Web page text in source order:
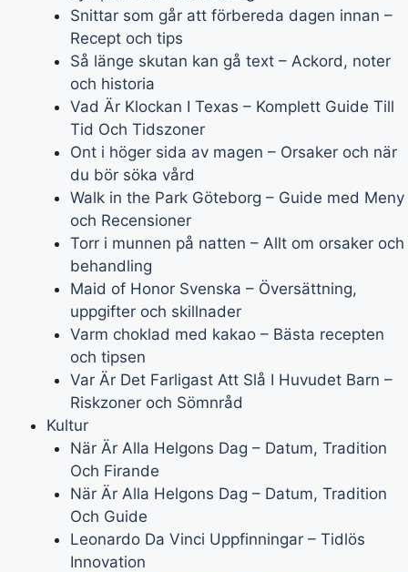
Snittar som går att förbereda dagen innan –
Recept och tips
Så länge skutan kan gå text – Ackord, noter
och historia
Vad Är Klockan I Texas – Komplett Guide Till
Tid Och Tidszoner
Ont i höger sida av magen – Orsaker och när
du bör söka vård
Walk in the Park Göteborg – Guide med Meny
och Recensioner
Torr i munnen på natten – Allt om orsaker och
behandling
Maid of Honor Svenska – Översättning,
uppgifter och skillnader
Varm choklad med kakao – Bästa recepten
och tipsen
Var Är Det Farligast Att Slå I Huvudet Barn –
Riskzoner och Sömnråd
Kultur
När Är Alla Helgons Dag – Datum, Tradition
Och Firande
När Är Alla Helgons Dag – Datum, Tradition
Och Guide
Leonardo Da Vinci Uppfinningar – Tidlös
Innovation